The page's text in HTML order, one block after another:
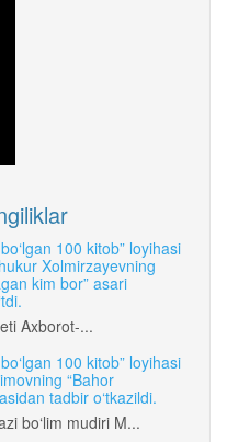
100 kitob” loyihasi
Xolmirzayevning
kim bor” asari
Axborot-...
100 kitob” loyihasi
“Bahor
tadbir o‘tkazildi.
bo‘lim mudiri M...